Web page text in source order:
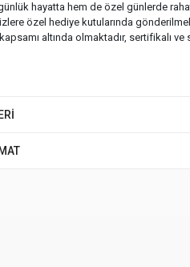
hayatta hem de özel günlerde
özel hediye kutularında
altında olmaktadır, sertifikalı